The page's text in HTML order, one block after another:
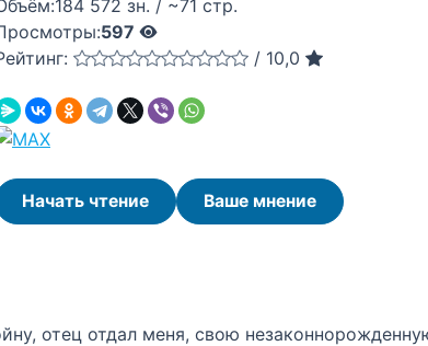
184 572 зн. / ~71 стр.
597
/ 10,0
Начать чтение Ваше мнение
отец отдал меня, свою